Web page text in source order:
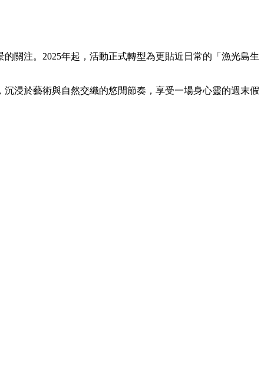
關注。2025年起，活動正式轉型為更貼近日常的「漁光島生
浸於藝術與自然交織的悠閒節奏，享受一場身心靈的週末假